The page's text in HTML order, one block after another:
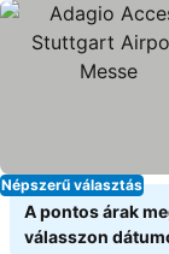
Népszerű választás
A pontos árak
válasszon